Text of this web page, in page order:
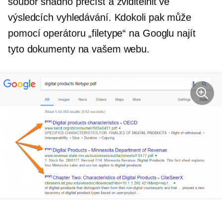
výsledcích vyhledávání. Kdokoli pak může
pomocí operátoru „filetype“ na Googlu najít
tyto dokumenty na vašem webu.